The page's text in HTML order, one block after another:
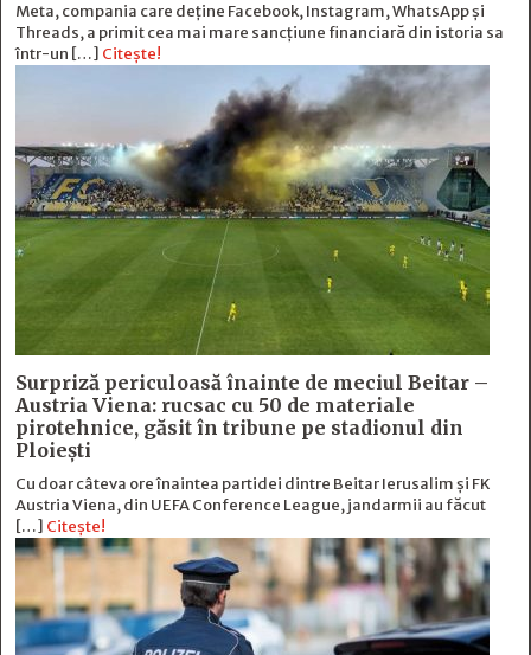
Meta, compania care deține Facebook, Instagram, WhatsApp și
Threads, a primit cea mai mare sancțiune financiară din istoria sa
într-un […] Citește!
Surpriză periculoasă înainte de meciul Beitar –
Austria Viena: rucsac cu 50 de materiale
pirotehnice, găsit în tribune pe stadionul din
Ploiești
Cu doar câteva ore înaintea partidei dintre Beitar Ierusalim și FK
Austria Viena, din UEFA Conference League, jandarmii au făcut
[…] Citește!